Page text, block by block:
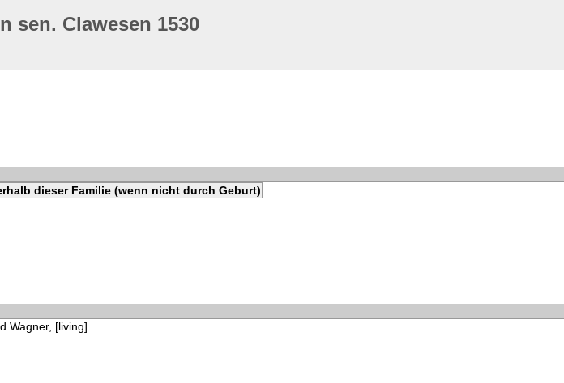
sen. Clawesen 1530
dieser Familie (wenn nicht durch Geburt)
Wagner, [living]